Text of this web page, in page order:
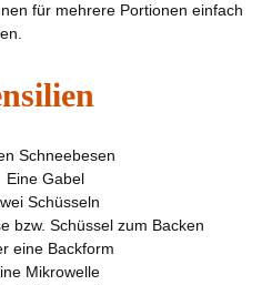
für mehrere Portionen einfach
Schneebesen
Eine Gabel
Schüsseln
bzw. Schüssel zum Backen
eine Backform
Mikrowelle